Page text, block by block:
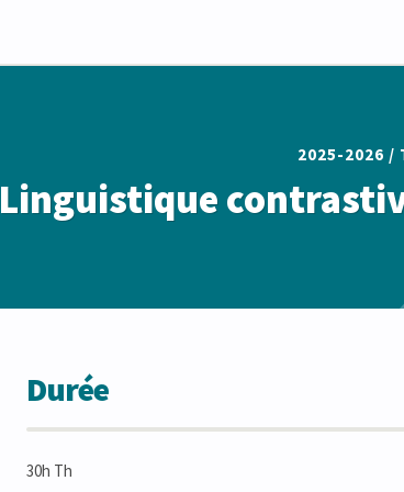
2025-2026 /
Linguistique
Durée
30h Th